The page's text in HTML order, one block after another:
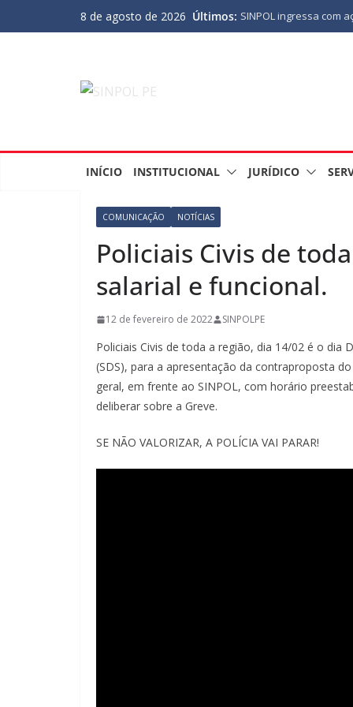
8 de agosto de 2026 Últimos: SINPOL ingressa com
PJES atrasado
INÍCIO INSTITUCIONAL JURÍDICO
COMUNICAÇÃO NOTÍCIAS
Policiais Civis de
salarial e funcional.
12 de fevereiro de 2022 SINPOLPE
Policiais Civis de toda a região, dia 14/02 é o dia
(SDS), para a apresentação da contraproposta
geral, em frente ao SINPOL, com horário
deliberar sobre a Greve.
SE NÃO VALORIZAR, A POLÍCIA VAI PARAR!